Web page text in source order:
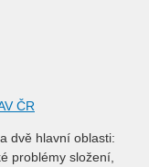
ČR
dvě hlavní oblasti:
problémy složení,